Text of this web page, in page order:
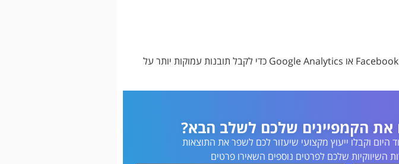
ניתן להשתמש בכלים כמו Facebook Audience Insights או Google Analytics כדי לקבל תובנות עמוקות יותר על
את הקמפיינים שלכם לשלב הבא?
היום וקבלו ייעוץ מקצועי שיעזור לכם לשפר את התוצאות
השיווקיות שלכם לפרטים נוספים השאירו פרטים